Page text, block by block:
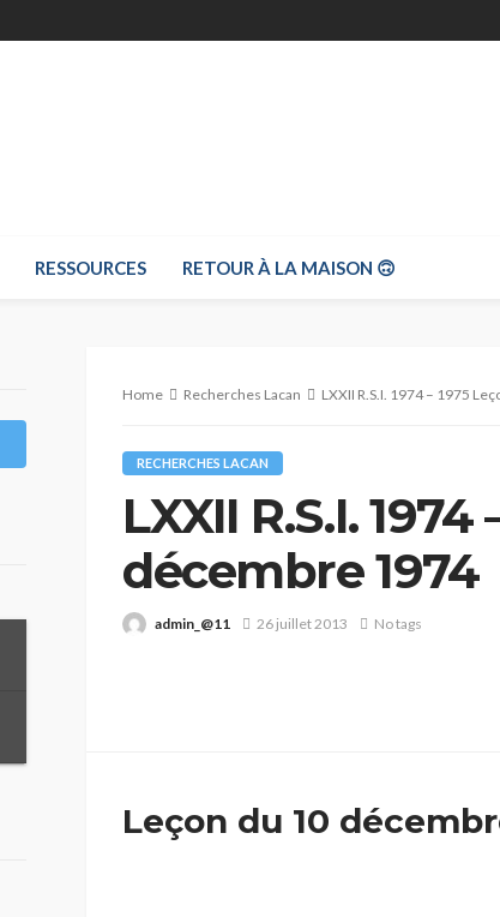
RESSOURCES RETOUR À LA MAISON 🙃
Home Recherches Lacan LXXII R.S.I. 1974 – 1975
RECHERCHES LACAN
LXXII R.S.I.
décembre 1974
admin_@11 26 juillet 2013 No tags
Leçon du 10